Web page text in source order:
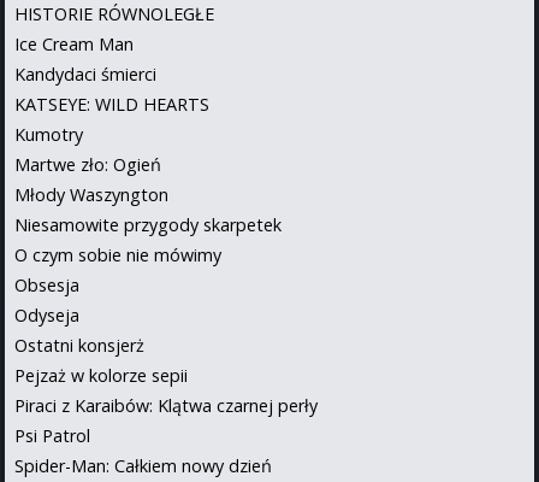
HISTORIE RÓWNOLEGŁE
Ice Cream Man
Kandydaci śmierci
KATSEYE: WILD HEARTS
Kumotry
Martwe zło: Ogień
Młody Waszyngton
Niesamowite przygody skarpetek
O czym sobie nie mówimy
Obsesja
Odyseja
Ostatni konsjerż
Pejzaż w kolorze sepii
Piraci z Karaibów: Klątwa czarnej perły
Psi Patrol
Spider-Man: Całkiem nowy dzień